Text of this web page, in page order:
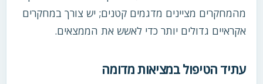
מהמחקרים מציינים מדגמים קטנים; יש צורך במחקרים
אקראיים גדולים יותר כדי לאשש את הממצאים.
עתיד הטיפול במציאות מדומה